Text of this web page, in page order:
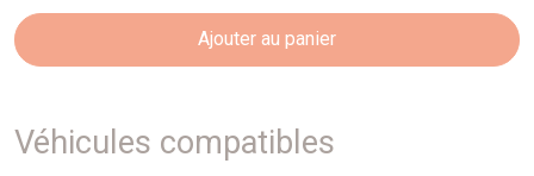
Ajouter au panier
Véhicules compatibles